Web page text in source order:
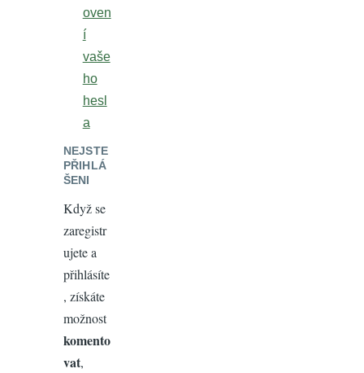
oven
í
vaše
ho
hesl
a
NEJSTE
PŘIHLÁ
ŠENI
Když se
zaregistr
ujete a
přihlásíte
, získáte
možnost
komento
vat,